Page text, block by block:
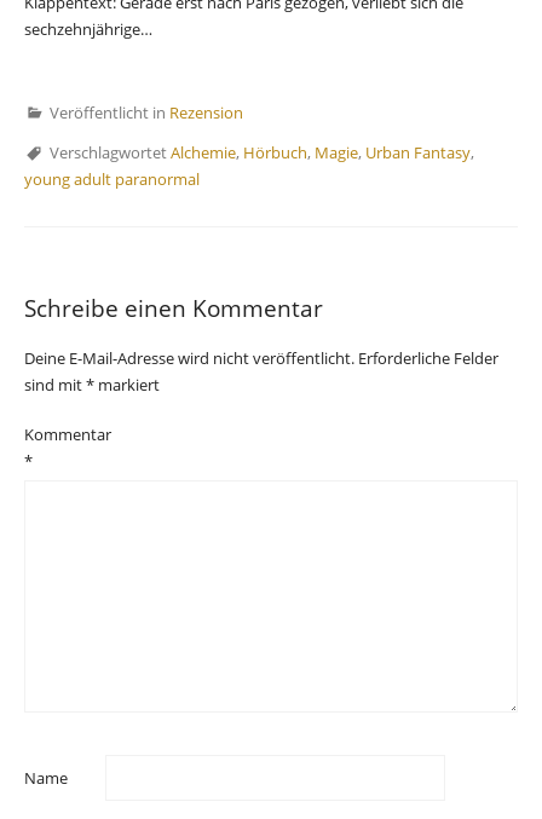
sechzehnjährige…
Veröffentlicht in Rezension
VerschlagwortetAlchemie, Hörbuch, Magie, Urban Fantasy,
young adult paranormal
Schreibe einen Kommentar
Deine E-Mail-Adresse wird nicht veröffentlicht. Erforderliche Felder
sind mit* markiert
Kommentar
*
Name